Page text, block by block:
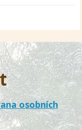
osobních